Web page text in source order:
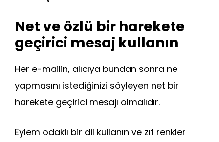
Net ve özlü bir harekete
geçirici mesaj kullanın
Her e-mailin, alıcıya bundan sonra ne
yapmasını istediğinizi söyleyen net bir
harekete geçirici mesajı olmalıdır.
Eylem odaklı bir dil kullanın ve zıt renkler